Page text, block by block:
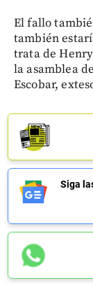
El fallo
también
trata de
la asamblea
Escobar,
Siga